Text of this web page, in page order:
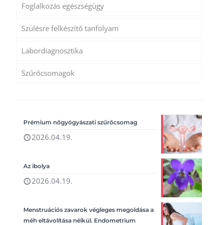
Foglalkozás egészségügy
Szülésre felkészítő tanfolyam
Labordiagnosztika
Szűrőcsomagok
Prémium nőgyógyászati szűrőcsomag
2026.04.19.
Az ibolya
2026.04.19.
Menstruációs zavarok végleges megoldása a
méh eltávolítása nélkül. Endometrium